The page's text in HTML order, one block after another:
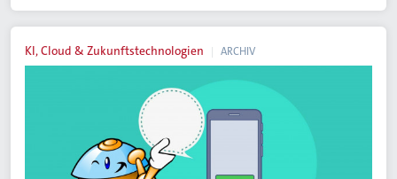
KI, Cloud & Zukunftstechnologien ARCHIV